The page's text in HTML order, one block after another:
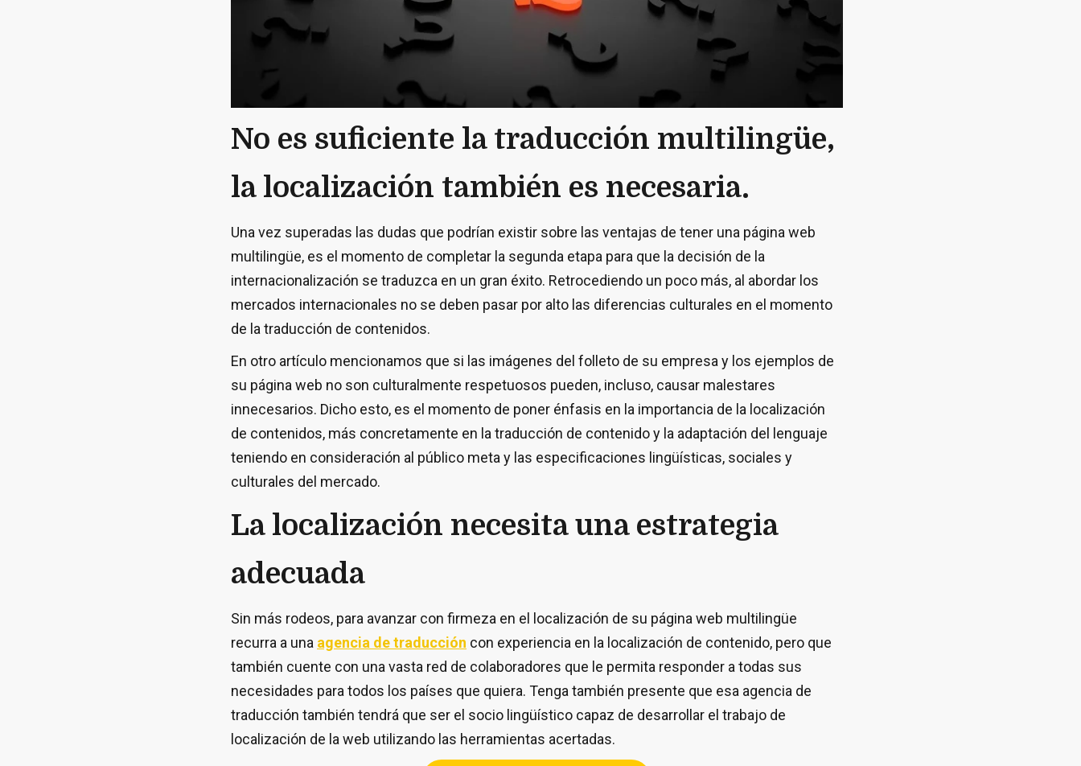
No es suficiente la traducción multilingüe,
la localización también es necesaria.
Una vez superadas las dudas que podrían existir sobre las ventajas de tener una página web
multilingüe, es el momento de completar la segunda etapa para que la decisión de la
internacionalización se traduzca en un gran éxito. Retrocediendo un poco más, al abordar los
mercados internacionales no se deben pasar por alto las diferencias culturales en el momento
de la traducción de contenidos.
En otro artículo mencionamos que si las imágenes del folleto de su empresa y los ejemplos de
su página web no son culturalmente respetuosos pueden, incluso, causar malestares
innecesarios. Dicho esto, es el momento de poner énfasis en la importancia de la localización
de contenidos, más concretamente en la traducción de contenido y la adaptación del lenguaje
teniendo en consideración al público meta y las especificaciones lingüísticas, sociales y
culturales del mercado.
La localización necesita una estrategia
adecuada
Sin más rodeos, para avanzar con firmeza en el localización de su página web multilingüe
recurra a una agencia de traducción con experiencia en la localización de contenido, pero que
también cuente con una vasta red de colaboradores que le permita responder a todas sus
necesidades para todos los países que quiera. Tenga también presente que esa agencia de
traducción también tendrá que ser el socio lingüístico capaz de desarrollar el trabajo de
localización de la web utilizando las herramientas acertadas.